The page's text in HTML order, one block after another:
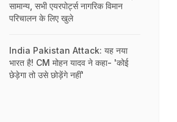
सामान्य, सभी एयरपोर्ट्स नागरिक विमान
परिचालन के लिए खुले
India Pakistan Attack: यह नया
भारत है! CM मोहन यादव ने कहा- 'कोई
छेड़ेगा तो उसे छोड़ेंगे नहीं'